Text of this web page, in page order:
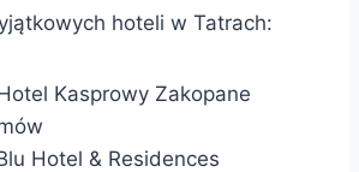
hoteli w Tatrach:
Kasprowy Zakopane
Hotel & Residences